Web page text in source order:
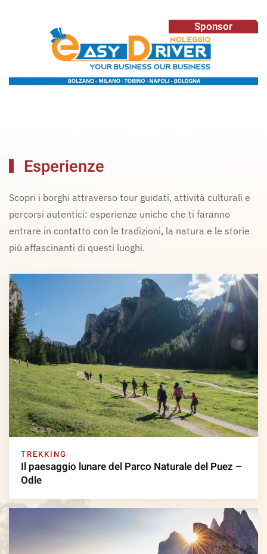
Sponsor
Esperienze
Scopri i borghi attraverso tour guidati, attività culturali e
percorsi autentici: esperienze uniche che ti faranno
entrare in contatto con le tradizioni, la natura e le storie
più affascinanti di questi luoghi.
TREKKING
Il paesaggio lunare del Parco Naturale del Puez –
Odle